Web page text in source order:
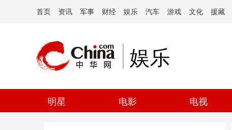
首页 资讯 军事 财经 娱乐 汽车 游戏 文化 援藏
娱乐
明星 电影 电视